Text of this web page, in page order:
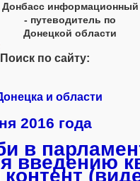
Донбасс информационный
- путеводитель по
Донецкой области
Поиск по сайту:
и области
2016 года
в
введению